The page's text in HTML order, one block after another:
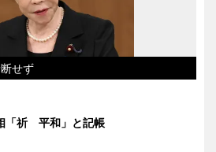
せず
「祈 平和」と記帳